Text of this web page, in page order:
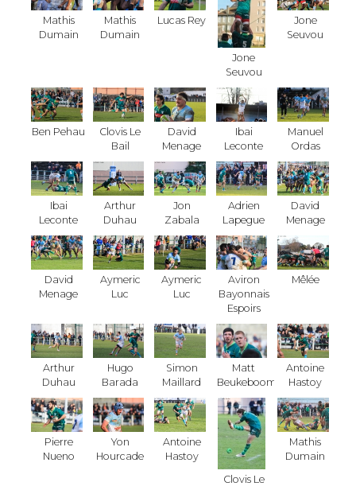
Mathis
Dumain
Mathis
Dumain
Lucas Rey
Jone
Seuvou
Jone
Seuvou
Ben Pehau
Clovis Le
Bail
David
Menage
Ibai
Leconte
Manuel
Ordas
Ibai
Leconte
Arthur
Duhau
Jon
Zabala
Adrien
Lapegue
David
Menage
David
Menage
Aymeric
Luc
Aymeric
Luc
Aviron
Bayonnais
Espoirs
Mêlée
Arthur
Duhau
Hugo
Barada
Simon
Maillard
Matt
Beukeboom
Antoine
Hastoy
Pierre
Nueno
Yon
Hourcade
Antoine
Hastoy
Clovis Le
Mathis
Dumain